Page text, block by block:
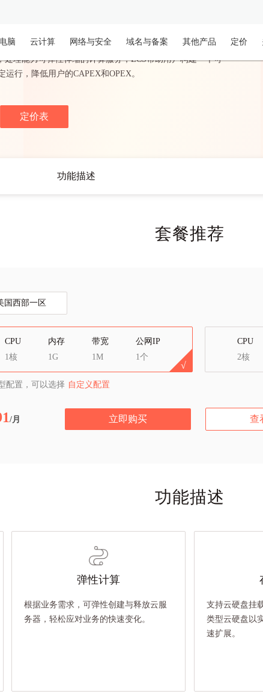
脑 云计算 网络与安全 域名与备案 其他产品 定价
理能力可弹性伸缩的计算服务，ECS帮助用户构建一个可
行，降低用户的CAPEX和OPEX。
定价表
功能描述
套餐推荐
国西部一区
CPU
1核
内存
1G
带宽
1M
公网IP
1个
CPU
2核
配置，可以选择 自定义配置
/月 立即购买 查
功能描述
弹性计算
根据业务需求，可弹性创建与释放云服
务器，轻松应对业务的快速变化。
支持云硬盘挂
类型云硬盘以
速扩展。